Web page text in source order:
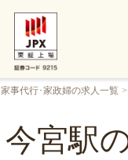
家事代行･家政婦の求人一覧
今宮駅